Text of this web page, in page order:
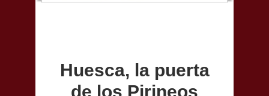
Huesca, la puerta
de los Pirineos